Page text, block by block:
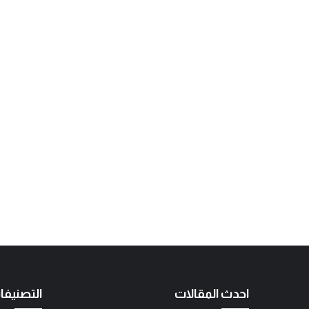
احدث المقالات